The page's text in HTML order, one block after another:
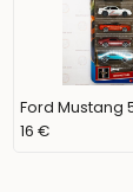
Ford Mustang
16 €